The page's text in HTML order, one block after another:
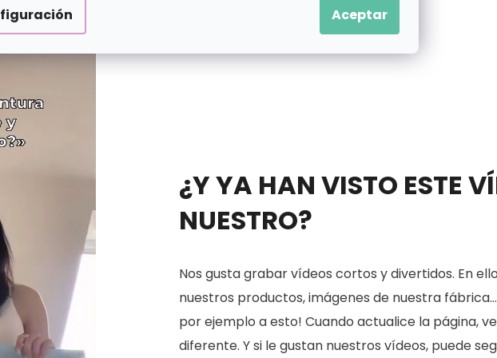
Aceptar
¿Y YA HAN VISTO ESTE
NUESTRO?
Nos gusta grabar vídeos cortos y divertidos. En
nuestros productos, imágenes de nuestra fábrica...
por ejemplo a esto! Cuando actualice la página,
diferente. Y si le gustan nuestros vídeos, puede